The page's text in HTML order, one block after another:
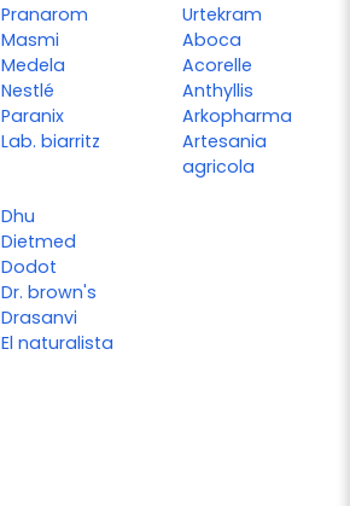
Pranarom
Masmi
Medela
Nestlé
Paranix
Lab. biarritz
Urtekram
Aboca
Acorelle
Anthyllis
Arkopharma
Artesania
agricola
Dhu
Dietmed
Dodot
Dr. brown's
Drasanvi
El naturalista